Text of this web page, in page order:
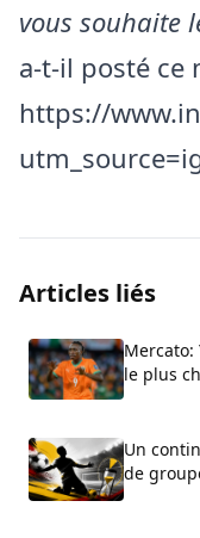
vous souhaite
a-t-il posté ce
https://
Articles liés
Mercato:
le plus
Un
de